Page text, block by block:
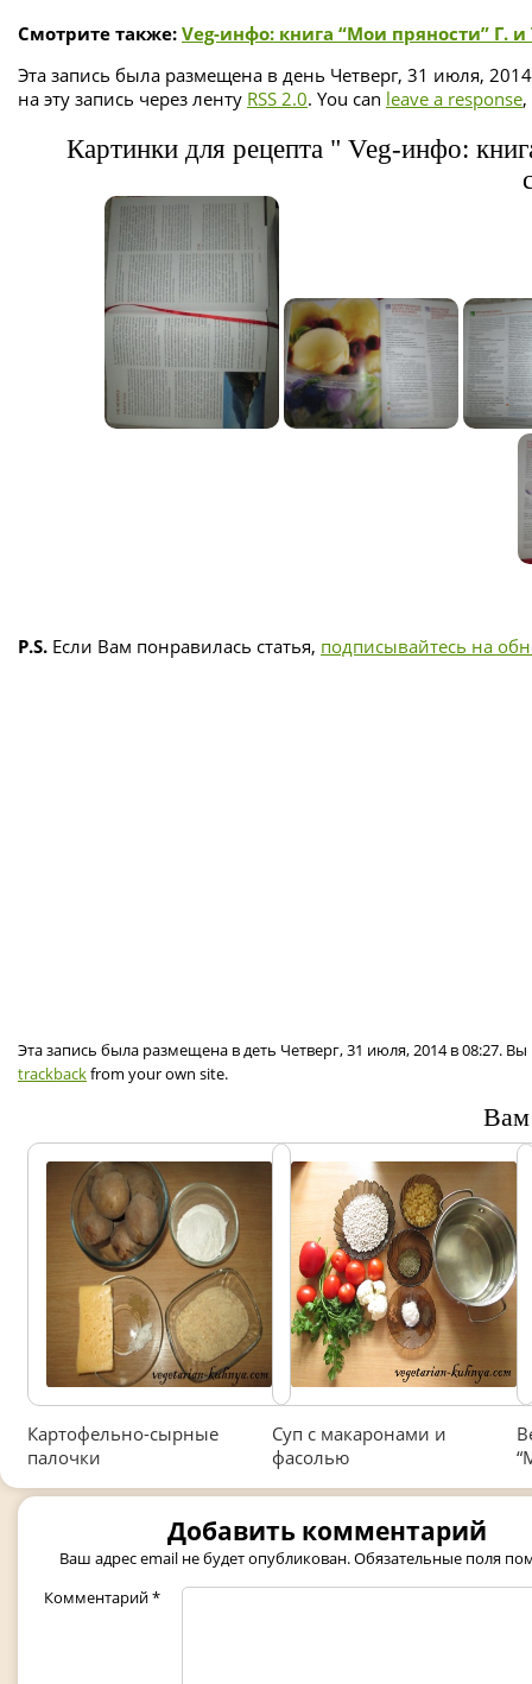
Смотрите также: Veg-инфо: книга “Мои пряности” Г.
Эта запись была размещена в день Четверг, 31 июля,
на эту запись через ленту RSS 2.0. You can leave a response
Картинки для рецепта " Veg-инфо:
P.S. Если Вам понравилась статья, подписывайтесь на
Эта запись была размещена в деть Четверг, 31 июля, 2014 в 08:27.
trackbackfrom your own site.
Вам
Картофельно-сырные
палочки
Суп с макаронами и
фасолью
Добавить комментарий
Ваш адрес email не будет опубликован.Обязательные поля
Комментарий*